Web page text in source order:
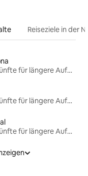
Reiseziele in der
Unterkünfte für längere Aufenthalte
Unterkünfte für längere Aufenthalte
Unterkünfte für längere Aufenthalte